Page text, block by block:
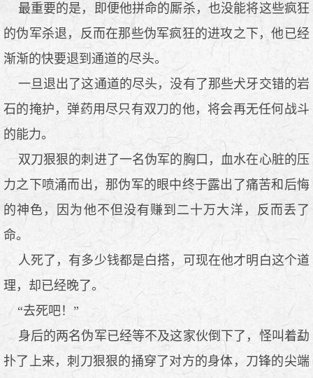
最重要的是，即便他拼命的厮杀，也没能将这些疯狂
的伪军杀退，反而在那些伪军疯狂的进攻之下，他已经
渐渐的快要退到通道的尽头。
一旦退出了这通道的尽头，没有了那些犬牙交错的岩
石的掩护，弹药用尽只有双刀的他，将会再无任何战斗
的能力。
双刀狠狠的刺进了一名伪军的胸口，血水在心脏的压
力之下喷涌而出，那伪军的眼中终于露出了痛苦和后悔
的神色，因为他不但没有赚到二十万大洋，反而丢了
命。
人死了，有多少钱都是白搭，可现在他才明白这个道
理，却已经晚了。
“去死吧！”
身后的两名伪军已经等不及这家伙倒下了，怪叫着勐
扑了上来，刺刀狠狠的捅穿了对方的身体，刀锋的尖端